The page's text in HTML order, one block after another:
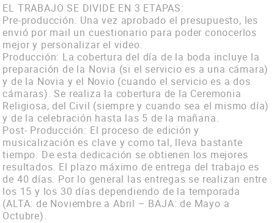
EL TRABAJO SE DIVIDE EN 3 ETAPAS:
Pre-producción: Una vez aprobado el presupuesto, les
envió por mail un cuestionario para poder conocerlos
mejor y personalizar el video.
Producción: La cobertura del día de la boda incluye la
preparación de la Novia (si el servicio es a una cámara)
y de la Novia y el Novio (cuando el servicio es a dos
cámaras). Se realiza la cobertura de la Ceremonia
Religiosa, del Civil (siempre y cuando sea el mismo día)
y de la celebración hasta las 5 de la mañana.
Post- Producción: El proceso de edición y
musicalización es clave y como tal, lleva bastante
tiempo. De esta dedicación se obtienen los mejores
resultados. El plazo máximo de entrega del trabajo es
de 40 días. Por lo general las entregas se realizan entre
los 15 y los 30 días dependiendo de la temporada
(ALTA: de Noviembre a Abril – BAJA: de Mayo a
Octubre).